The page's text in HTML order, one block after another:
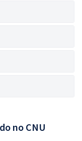
no CNU